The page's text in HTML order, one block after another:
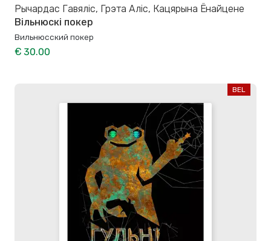
Рычардас Гавяліс, Грэта Аліс, Кацярына Ёнайцене
Вільнюскі покер
Вильнюсский покер
€ 30.00
BEL